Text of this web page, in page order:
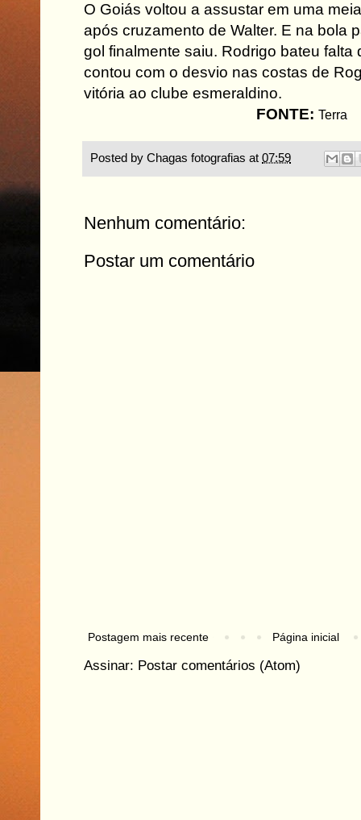
O Goiás voltou a assustar em uma
após cruzamento de Walter. E na bola
gol finalmente saiu. Rodrigo bateu falta
contou com o desvio nas costas de
vitória ao clube esmeraldino.
FONTE: Terra
Posted by Chagas fotografias at 07:59
Nenhum comentário:
Postar um comentário
Postagem mais recente Página inicial
Assinar: Postar comentários (Atom)